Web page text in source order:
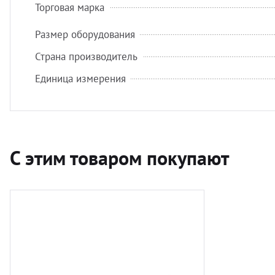
Торговая марка
Размер оборудования
Страна производитель
Единица измерения
С этим товаром покупают